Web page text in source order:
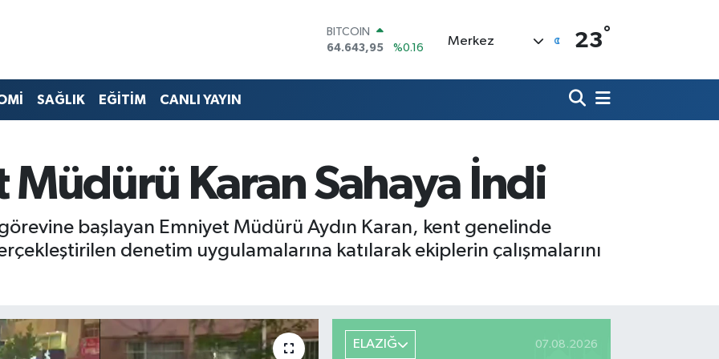
DOLAR
47,6704
%0
55,0406
%-0.08
13.799
%70
BITCOIN
%0.16
Merkez 23°
SAĞLIK EĞİTİM CANLI YAYIN
Müdürü Karan Sahaya İndi
görevine başlayan Emniyet Müdürü Aydın Karan, kent genelinde
denetim uygulamalarına katılarak ekiplerin çalışmalarını
ELAZIĞ 07.08.2026